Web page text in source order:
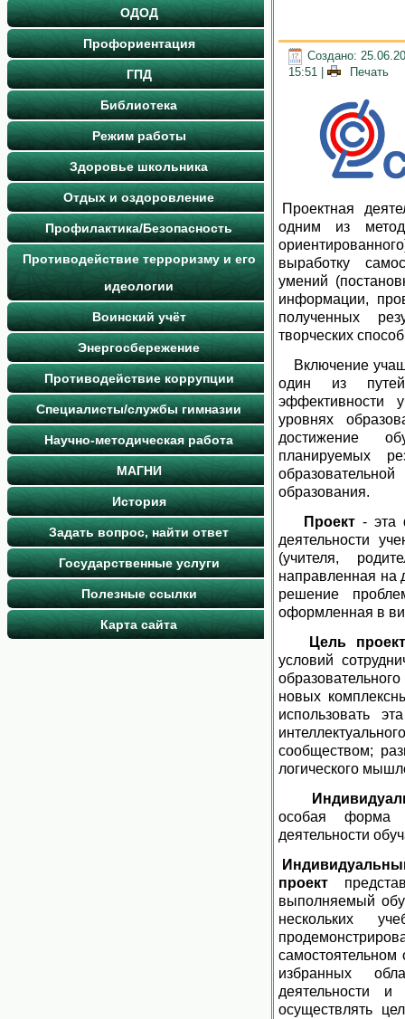
ОДОД
Профориентация
ГПД
Библиотека
Режим работы
Здоровье школьника
Отдых и оздоровление
Профилактика/Безопасность
Противодействие терроризму и его
идеологии
Воинский учёт
Энергосбережение
Противодействие коррупции
Специалисты/службы гимназии
Научно-методическая работа
МАГНИ
История
Задать вопрос, найти ответ
Государственные услуги
Полезные ссылки
Карта сайта
Создано:
15:51
Печать
Проектная
одним из
выработку
умений
информации,
полученных
творческих
Включение
один из
эффективности
уровнях
достижение
планируемых
образования.
Проект - эта
деятельности
(учителя,
направленная на
решение
оформленная в
Цель
условий
новых
использовать
сообществом;
логического
особая форма
деятельности
проект
выполняемый
нескольких
избранных
деятельности и
осуществлять